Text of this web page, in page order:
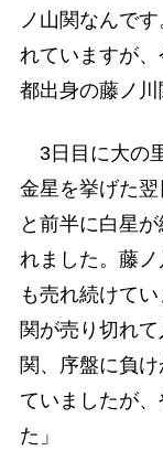
ノ山関なんで
れていますが
都出身の藤ノ川
3日目に大の
金星を挙げた
と前半に白星
れました。藤
も売れ続けて
関が売り切れ
関、序盤に負
ていましたが
た」